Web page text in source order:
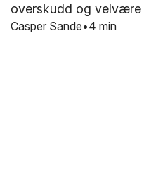
4 min
overskudd og velvære
Casper Sande